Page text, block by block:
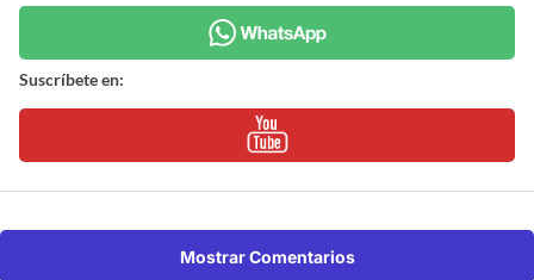
Suscríbete en:
Mostrar Comentarios